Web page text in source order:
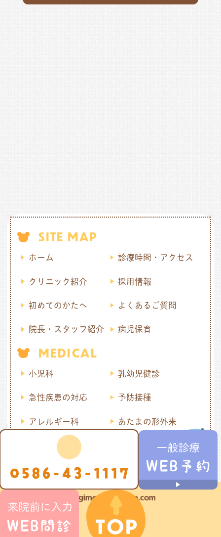
SITE MAP
ホーム 診療時間・アクセス
クリニック紹介 採用情報
初めてのかたへ よくあるご質問
院長・スタッフ紹介 病児保育
MEDICAL
小児科 乳幼児健診
急性疾患の対応 予防接種
アレルギー科 あたまの形外来
©sugimoto-kodomo.com